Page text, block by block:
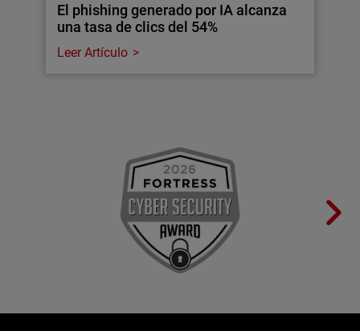
El phishing generado por IA alcanza
una tasa de clics del 54%
Leer Artículo